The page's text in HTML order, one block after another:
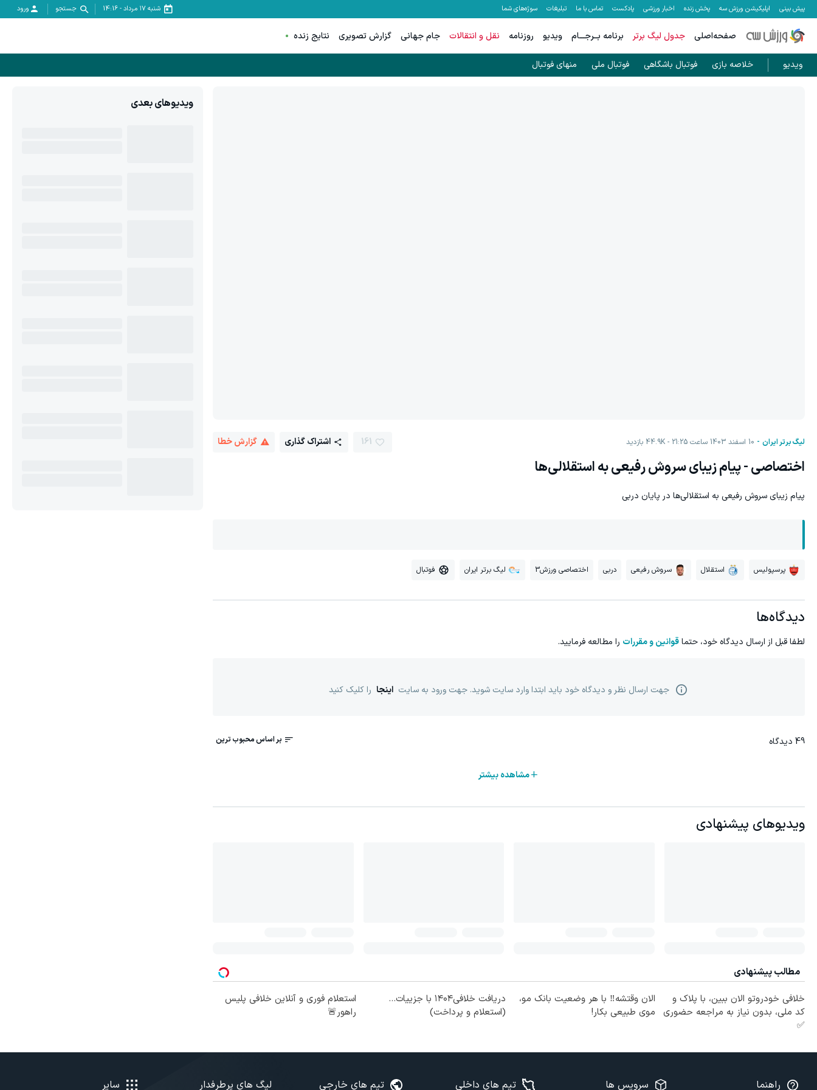
پیش بینی اپلیکیشن ورزش سه پخش زنده اخبار ورزشی پادکست تماس با ما تبلیغات سوژه‌های شما شنبه ۱۷ مرداد -
14:16 جستجو ورود
صفحه‌اصلی جدول لیگ برتر برنامه بــرجـــام ویدیو روزنامه نقل و انتقالات جام جهانی گزارش تصویری نتایج زنده
ویدیو خلاصه بازی فوتبال باشگاهی فوتبال ملی منهای فوتبال
لیگ برتر ایران 10 اسفند 1403 ساعت 21:25 44.9K بازدید 161 اشتراک گذاری گزارش خطا
اختصاصی - پیام زیبای سروش رفیعی به استقلالی‌ها
پیام زیبای سروش رفیعی به استقلالی‌ها در پایان دربی
پرسپولیس استقلال سروش رفیعی دربی اختصاصی ورزش3 لیگ برتر ایران فوتبال
دیدگاه‌ها
لطفا قبل از ارسال دیدگاه خود، حتماقوانین و مقررات را مطالعه فرمایید.
جهت ارسال نظر و دیدگاه خود باید ابتدا وارد سایت شوید. جهت ورود به سایت اینجا را کلیک کنید
49 دیدگاه
مشاهده بیشتر
ویدیوهای پیشنهادی
مطالب پیشنهادی
خلافی خودروتو الان ببین، با پلاک و
کد ملی، بدون نیاز به مراجعه حضوری
✅
الان وقتشه‼️ با هر وضعیت بانک مو،
موی طبیعی بکار!
دریافت خلافی۱۴۰۴ با جزییات...
(استعلام و پرداخت)
استعلام فوری و آنلاین خلافی پلیس
راهور🚨
ویدیوهای بعدی
راهنما سرویس ها تیم های داخلی تیم های خارجی لیگ های پرطرفدار سایر